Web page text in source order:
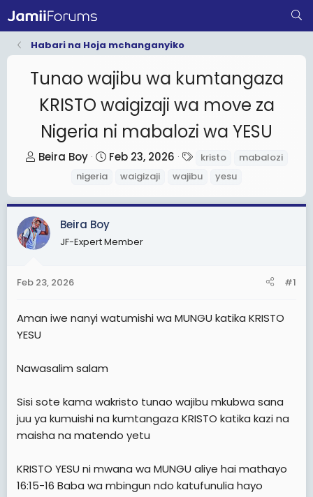
Habari na Hoja mchanganyiko
Tunao wajibu wa kumtangaza
KRISTO waigizaji wa move za
Nigeria ni mabalozi wa YESU
T
e
a
d
a
t
e
Beira Boy
S
r
t
d
Feb 23, 2026
a
s
kristo
mabalozi
nigeria
waigizaji wajibu yesu
Beira Boy
JF-Expert Member
Feb 23, 2026 #1
Aman iwe nanyi watumishi wa MUNGU katika KRISTO
YESU
Nawasalim salam
Sisi sote kama wakristo tunao wajibu mkubwa sana
juu ya kumuishi na kumtangaza KRISTO katika kazi na
maisha na matendo yetu
KRISTO YESU ni mwana wa MUNGU aliye hai mathayo
16:15-16 Baba wa mbingun ndo katufunulia hayo